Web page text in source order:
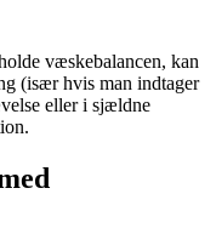
væskebalancen, kan
(især hvis man indtager
eller i sjældne